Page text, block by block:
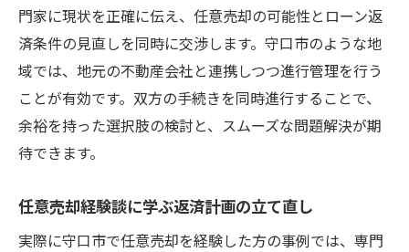
門家に現状を正確に伝え、任意売却の可能性とローン返
済条件の見直しを同時に交渉します。守口市のような地
域では、地元の不動産会社と連携しつつ進行管理を行う
ことが有効です。双方の手続きを同時進行することで、
余裕を持った選択肢の検討と、スムーズな問題解決が期
待できます。
任意売却経験談に学ぶ返済計画の立て直し
実際に守口市で任意売却を経験した方の事例では、専門